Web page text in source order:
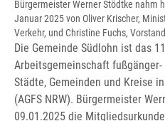
Bürgermeister Werner Stödtke nahm
Januar 2025 von Oliver Krischer,
Verkehr, und Christine Fuchs,
Die Gemeinde Südlohn ist das
Arbeitsgemeinschaft
Städte, Gemeinden und Kreise
(AGFS NRW). Bürgermeister
09.01.2025 die